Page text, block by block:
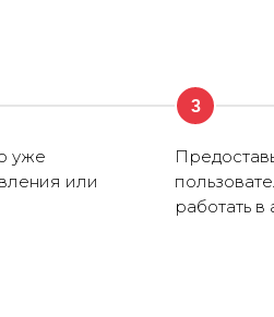
уже
или
3
работать в